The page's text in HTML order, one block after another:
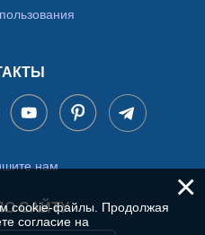
нам
САЙТУ
×
cookie-файлы. Продолжая
согласие на